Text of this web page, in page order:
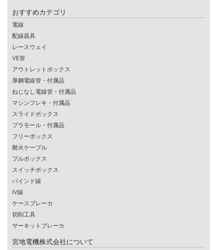
おすすめカテゴリ
電線
配線器具
レースウェイ
VE管
アウトレットボックス
厚鋼電線管・付属品
ねじなし電線管・付属品
マシンフレキ・付属品
スライドボックス
プラモール・付属品
フリーボックス
耐火ケーブル
プルボックス
スイッチボックス
バインド線
IV線
ケースブレーカ
切削工具
サーキットブレーカ
宮地電機株式会社について